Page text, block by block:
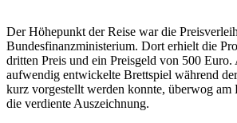
Der Höhepunkt der Reise war die
Bundesfinanzministerium. Dort erhielt die
dritten Preis und ein Preisgeld von 500 Euro.
aufwendig entwickelte Brettspiel während
kurz vorgestellt werden konnte, überwog am
die verdiente Auszeichnung.